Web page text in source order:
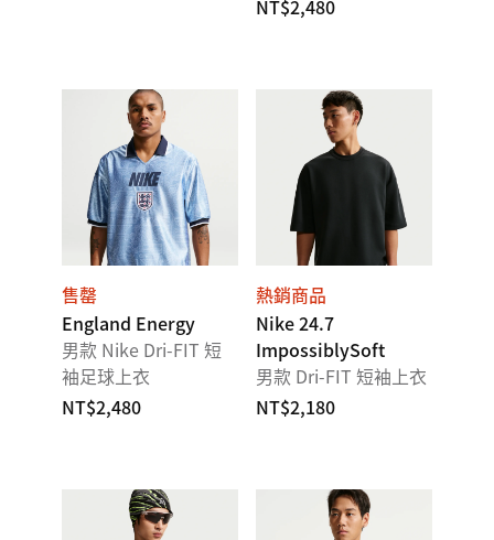
NT$2,480
售罄
England Energy
男款 Nike Dri-FIT 短
袖足球上衣
NT$2,480
熱銷商品
Nike 24.7
ImpossiblySoft
男款 Dri-FIT 短袖上衣
NT$2,180